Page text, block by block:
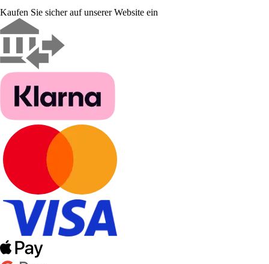
Kaufen Sie sicher auf unserer Website ein